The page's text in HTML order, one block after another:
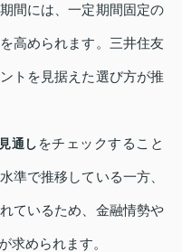
間には、一定期間固定の
高められます。三井住友
トを見据えた選び方が推
通し をチェックすること
準で推移している一方、
ているため、金融情勢や
求められます。